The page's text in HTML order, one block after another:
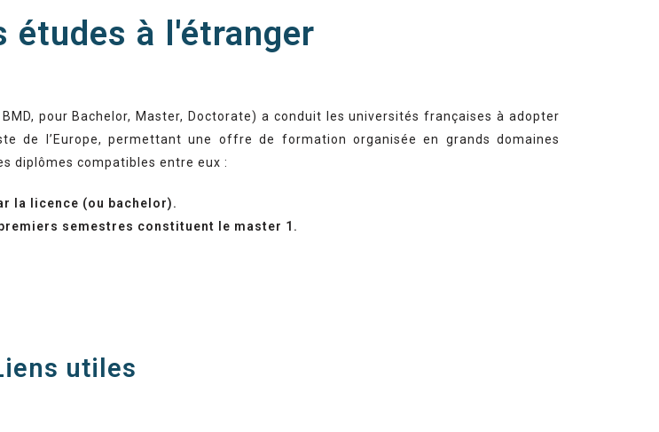
études à l'étranger
pour Bachelor, Master, Doctorate) a conduit les universités françaises à adopter
de l’Europe, permettant une offre de formation organisée en grands domaines
diplômes compatibles entre eux :
la licence (ou bachelor).
semestres constituent le master 1.
utiles